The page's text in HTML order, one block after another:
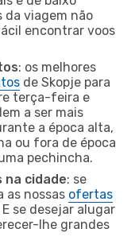
da viagem não
encontrar voos
: os melhores
de Skopje para
terça-feira e
a ser mais
a época alta,
ou fora de época
pechincha.
cidade: se
as nossas ofertas
se desejar alugar
lhe grandes